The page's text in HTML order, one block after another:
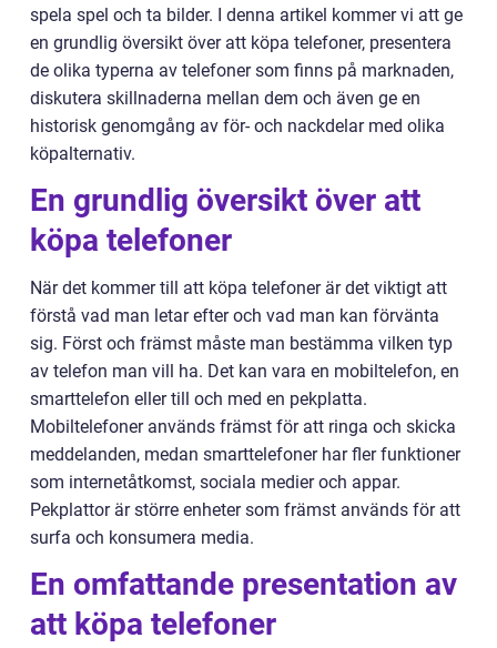
spela spel och ta bilder. I denna artikel kommer vi att ge
en grundlig översikt över att köpa telefoner, presentera
de olika typerna av telefoner som finns på marknaden,
diskutera skillnaderna mellan dem och även ge en
historisk genomgång av för- och nackdelar med olika
köpalternativ.
En grundlig översikt över att
köpa telefoner
När det kommer till att köpa telefoner är det viktigt att
förstå vad man letar efter och vad man kan förvänta
sig. Först och främst måste man bestämma vilken typ
av telefon man vill ha. Det kan vara en mobiltelefon, en
smarttelefon eller till och med en pekplatta.
Mobiltelefoner används främst för att ringa och skicka
meddelanden, medan smarttelefoner har fler funktioner
som internetåtkomst, sociala medier och appar.
Pekplattor är större enheter som främst används för att
surfa och konsumera media.
En omfattande presentation av
att köpa telefoner